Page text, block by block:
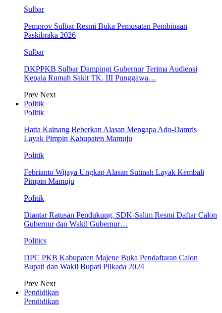
Sulbar
Pemprov Sulbar Resmi Buka Pemusatan Pembinaan
Paskibraka 2026
Sulbar
DKPPKB Sulbar Dampingi Gubernur Terima Audiensi
Kepala Rumah Sakit TK. III Punggawa…
Prev Next
Politik
Politik
Hatta Kainang Beberkan Alasan Mengapa Ado-Damris
Layak Pimpin Kabupaten Mamuju
Politik
Febrianto Wijaya Ungkap Alasan Sutinah Layak Kembali
Pimpin Mamuju
Politik
Diantar Ratusan Pendukung, SDK-Salim Resmi Daftar Calon
Gubernur dan Wakil Gubernur…
Politics
DPC PKB Kabupaten Majene Buka Pendaftaran Calon
Bupati dan Wakil Bupati Pilkada 2024
Prev Next
Pendidikan
Pendidikan